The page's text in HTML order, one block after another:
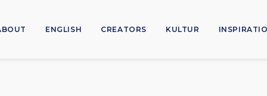
ENGLISH CREATORS KULTUR